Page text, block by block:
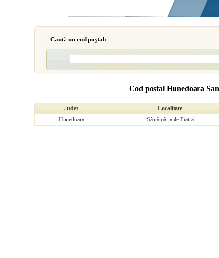
Caută un cod poştal:
Cod postal Hunedoara
Judet
Localitate
Hunedoara
Sântămăria de Piatră